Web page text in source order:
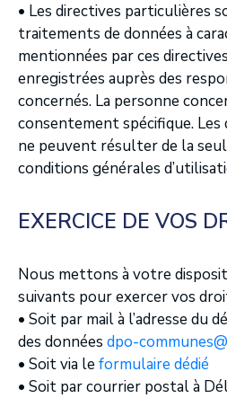
• Les directives particulières
traitements de données à
mentionnées par ces
enregistrées auprès des
concernés. La personne
consentement spécifique.
ne peuvent résulter de la
conditions générales
EXERCICE DE VOS
Nous mettons à votre
suivants pour exercer vos
• Soit par mail à l’adresse du
des données dpo-
• Soit via le formulaire dédié
• Soit par courrier postal à